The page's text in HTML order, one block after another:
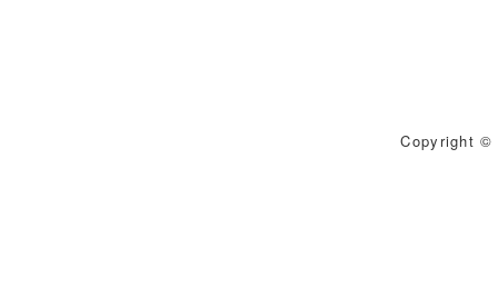
Copyright